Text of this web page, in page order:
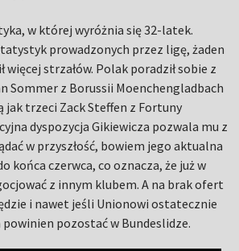
w której wyróżnia się 32-latek.
prowadzonych przez ligę, żaden
strzałów. Polak poradził sobie z
Sommer z Borussii Moenchengladbach
jak trzeci Zack Steffen z Fortuny
dyspozycja Gikiewicza pozwala mu z
w przyszłość, bowiem jego aktualna
końca czerwca, co oznacza, że już w
z innym klubem. A na brak ofert
i nawet jeśli Unionowi ostatecznie
pozostać w Bundeslidze.